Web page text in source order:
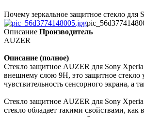
Почему зеркальное защитное стекло
Описание Производитель
AUZER
Описание (полное)
Стекло защитное AUZER для Sony
внешнему слою 9Н, это защитное стекло
чувствительность сенсорного экрана, а
Стекло защитное AUZER для Sony
стекло обладает такими свойствами, как